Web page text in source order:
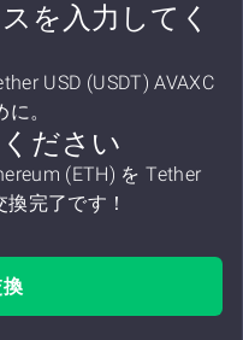
を入力してく
USD (USDT) AVAXC
。
ださい
(ETH) を Tether
換完了です！